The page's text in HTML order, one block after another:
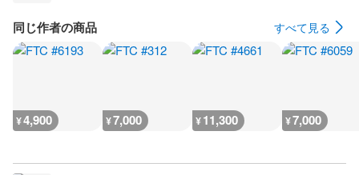
同じ作者の商品 すべて見る
¥4,900 ¥7,000 ¥11,300 ¥7,000